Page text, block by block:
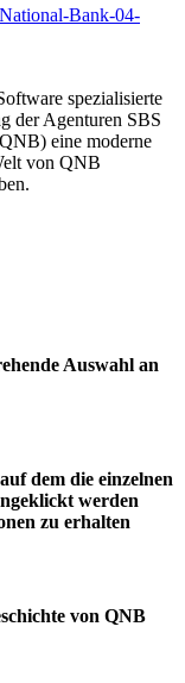
spezialisierte
der Agenturen SBS
eine moderne
von QNB
Auswahl an
dem die einzelnen
werden
zu erhalten
von QNB